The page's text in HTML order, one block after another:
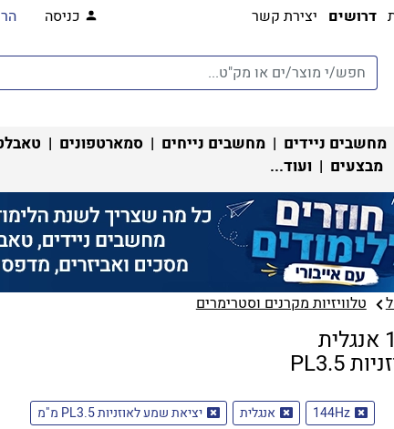
דרושים יצירת קשר כניסה
מחשבים ניידים | מחשבים נייחים | סמארטפונים |
מבצעים | ועוד...
טלוויזיות מקרנים וסטרימרים‏
טלוויזיות 144Hz אנגלית
יציאת שמע לאוזניות PL3.5
144Hz אנגלית יציאת שמע לאוזניות PL3.5 מ"מ